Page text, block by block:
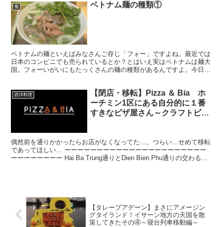
食 ベトナム麺の種類①
ベトナムの麺といえばみなさんご存じ「フォー」ですよね。最近では
日本のコンビニでも売られているとか？とはいえ実はベトナムは麺大
国。フォーいがいにもたっくさんの麺の種類があるんですよ。今日は
西洋料理
【閉店・移転】Pizza ＆ Bia ホ
ーチミン1区にある自分的に１番
すきなピザ屋さん～クラフトビー
偶然前を通りかかったらお店がなくなってた…。つらい…せめて移転
であってほしい… ーーーーーーーーーーーーーーーーーーーーーー
ーーーーーーーー Hai Ba Trung通りとDien Bien Phu通りの交わると
【タレーブアデーン】まさにアメージン
グタイランド！イサーン地方の天国を散
策してきたその④～寝台列車移動編～